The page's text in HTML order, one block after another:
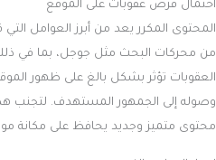
احتمال فرض عقوبات على الموقع
المحتوى المكرر يعد من أبرز العوامل
من محركات البحث مثل جوجل، بما في ذلك
العقوبات تؤثر بشكل بالغ على ظهور
وصوله إلى الجمهور المستهدف. لتجنب
محتوى متميز وجديد يحافظ على مكانة